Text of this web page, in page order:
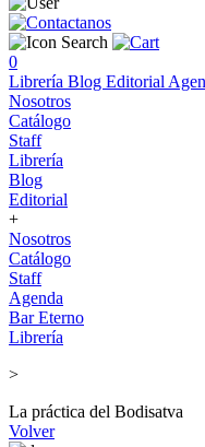
0
Librería Blog Editorial
Nosotros
Catálogo
Staff
Librería
Blog
Editorial
+
Nosotros
Catálogo
Staff
Agenda
Bar Eterno
Librería
>
La práctica del Bodisatva
Volver